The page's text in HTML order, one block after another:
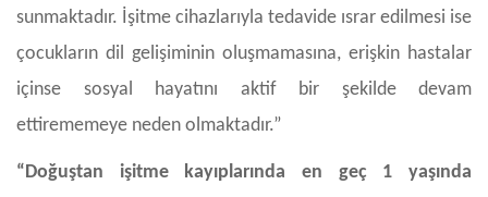
sunmaktadır. İşitme cihazlarıyla tedavide ısrar edilmesi ise
çocukların dil gelişiminin oluşmamasına, erişkin hastalar
içinse sosyal hayatını aktif bir şekilde devam
ettirememeye neden olmaktadır.”
“Doğuştan işitme kayıplarında en geç 1 yaşında